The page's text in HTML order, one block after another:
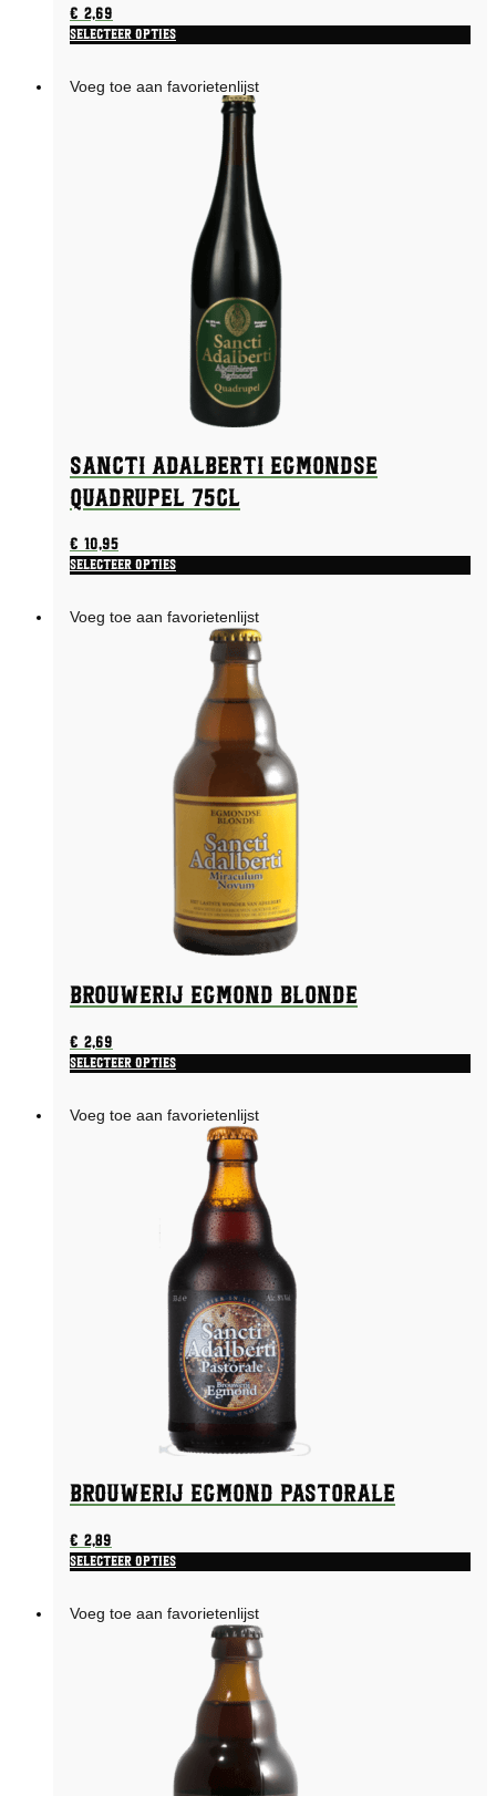
€2,69
Selecteer opties
Voeg toe aan favorietenlijst
Sancti Adalberti Egmondse
Quadrupel 75CL
€ 10,95
Selecteer opties
Voeg toe aan favorietenlijst
Brouwerij Egmond Blonde
€ 2,69
Selecteer opties
Voeg toe aan favorietenlijst
Brouwerij Egmond Pastorale
€ 2,89
Selecteer opties
Voeg toe aan favorietenlijst